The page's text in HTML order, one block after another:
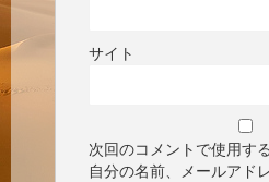
サイト
次回のコメントで使用す
自分の名前、メールアド